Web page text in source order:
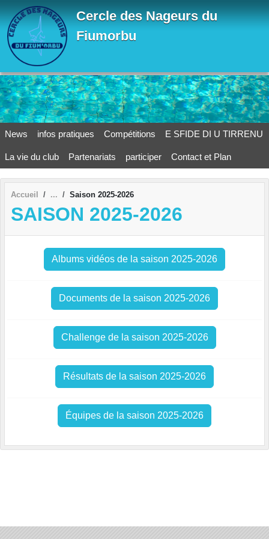
Cercle des Nageurs du
Fiumorbu
News infos pratiques Compétitions E SFIDE DI U TIRRENU
La vie du club Partenariats participer Contact et Plan
Accueil Saison 2025-2026
SAISON 2025-2026
Albums vidéos de la saison 2025-2026
Documents de la saison 2025-2026
Challenge de la saison 2025-2026
Résultats de la saison 2025-2026
Équipes de la saison 2025-2026
Panneau de gestion des cookies